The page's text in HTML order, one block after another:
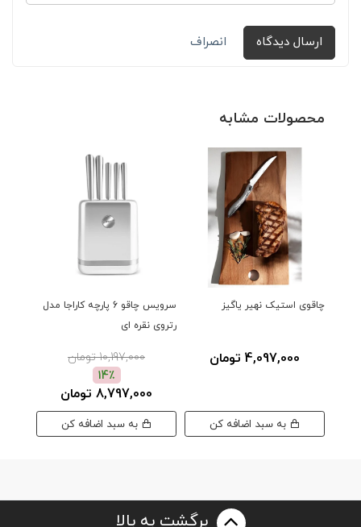
ارسال دیدگاه انصراف
محصولات مشابه
چاقوی استیک نهیر یاگیز
4,097,000 تومان
سرویس چاقو 6 پارچه کاراجا مدل
رتروی نقره ای
10,197,000 تومان
14٪
8,797,000 تومان
برگشت به بالا